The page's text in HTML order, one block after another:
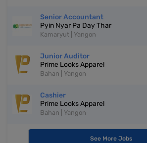
Senior Accountant
Pyin Nyar Pa Day Thar
Kamaryut | Yangon
Junior Auditor
Prime Looks Apparel
Bahan | Yangon
Cashier
Prime Looks Apparel
Bahan | Yangon
See More Jobs